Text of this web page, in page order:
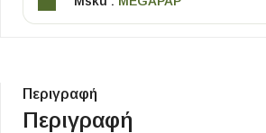
Περιγραφή
Περιγραφή